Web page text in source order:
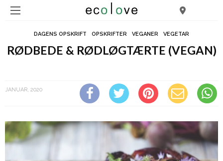
DAGENS OPSKRIFT OPSKRIFTER VEGANER VEGETAR
RØDBEDE & RØDLØGTÆRTE (VEGAN)
JANUAR, 2020